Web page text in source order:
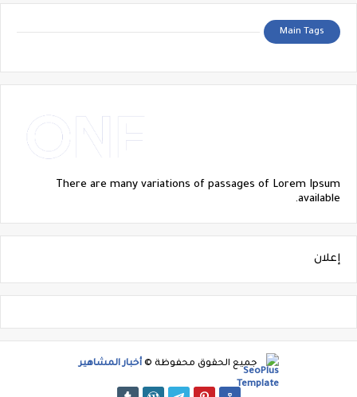
Main Tags
There are many variations of passages of Lorem Ipsum
available.
إعلان
جميع الحقوق محفوظة © أخبار المشاهير